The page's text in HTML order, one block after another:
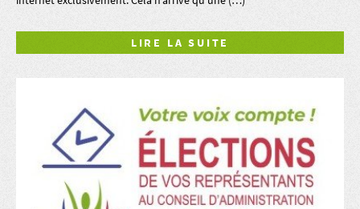
LIRE LA SUITE